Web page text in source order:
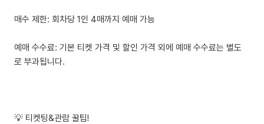
매수 제한: 회차당 1인 4매까지 예매 가능
예매 수수료: 기본 티켓 가격 및 할인 가격 외에 예매 수수료는 별도
로 부과됩니다.
💡 티켓팅&관람 꿀팁!